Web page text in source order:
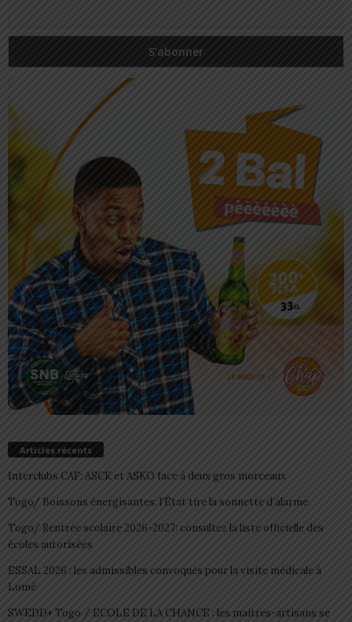
Articles récents
Interclubs CAF: ASCK et ASKO face à deux gros morceaux
Togo/ Boissons énergisantes: l’État tire la sonnette d’alarme
Togo/ Rentrée scolaire 2026-2027: consultez la liste officielle des
écoles autorisées
ESSAL 2026 : les admissibles convoqués pour la visite médicale à
Lomé
SWEDD+ Togo / ECOLE DE LA CHANCE : les maitres-artisans se